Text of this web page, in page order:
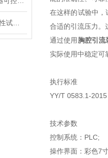
在这样的试验中
合适的引流压力。
通过使用 胸腔引
实际使用中稳定可
执行标准
YY/T 0583.1-2015
技术参数
控制系统： PLC;
操作界面：彩色7